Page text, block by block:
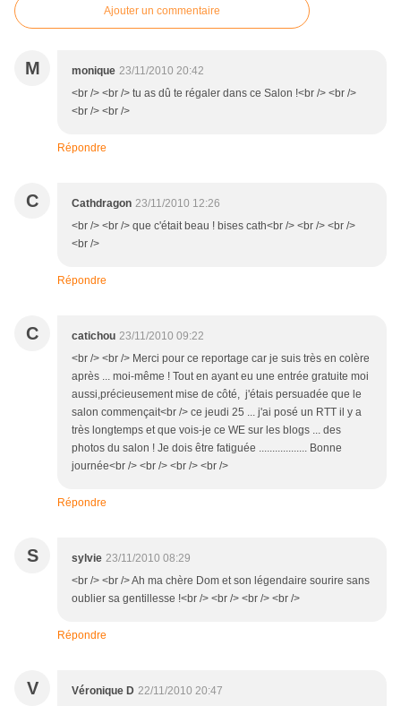
Ajouter un commentaire
M monique 23/11/2010 20:42
<br /> <br /> tu as dû te régaler dans ce Salon !<br /> <br />
<br /> <br />
Répondre
C Cathdragon 23/11/2010 12:26
<br /> <br /> que c'était beau ! bises cath<br /> <br /> <br />
<br />
Répondre
C catichou 23/11/2010 09:22
<br /> <br /> Merci pour ce reportage car je suis très en colère
après ... moi-même ! Tout en ayant eu une entrée gratuite moi
aussi,précieusement mise de côté, j'étais persuadée que le
salon commençait<br /> ce jeudi 25 ... j'ai posé un RTT il y a
très longtemps et que vois-je ce WE sur les blogs ... des
photos du salon ! Je dois être fatiguée .................. Bonne
journée<br /> <br /> <br /> <br />
Répondre
S sylvie 23/11/2010 08:29
<br /> <br /> Ah ma chère Dom et son légendaire sourire sans
oublier sa gentillesse !<br /> <br /> <br /> <br />
Répondre
V Véronique D 22/11/2010 20:47